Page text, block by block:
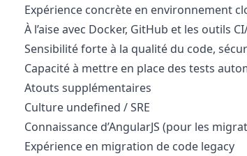
Expérience concrète en environnement
À l’aise avec Docker, GitHub et les outils
Sensibilité forte à la qualité du code,
Capacité à mettre en place des tests
Atouts supplémentaires
Culture undefined / SRE
Connaissance d’AngularJS (pour les
Expérience en migration de code legacy